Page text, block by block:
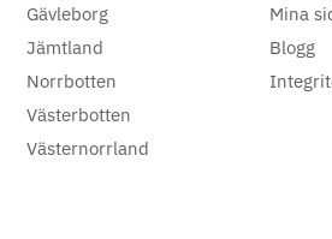
Gävleborg
Jämtland
Norrbotten
Västerbotten
Västernorrland
Mina
Blogg